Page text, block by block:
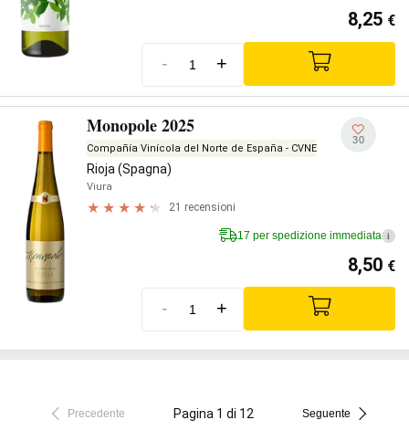
8,25 €
- +
Monopole 2025
Compañía Vinícola del Norte de España - CVNE
Rioja (Spagna)
Viura
21 recensioni
30
17 per spedizione immediata i
8,50 €
- +
Precedente Pagina 1 di 12 Seguente